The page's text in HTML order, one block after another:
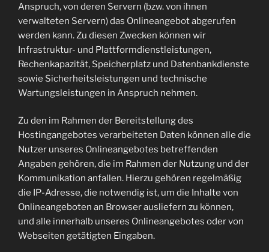
Anspruch, von deren Servern (bzw. von ihnen
verwalteten Servern) das Onlineangebot abgerufen
werden kann. Zu diesen Zwecken können wir
Infrastruktur- und Plattformdienstleistungen,
Rechenkapazität, Speicherplatz und Datenbankdienste
sowie Sicherheitsleistungen und technische
Wartungsleistungen in Anspruch nehmen.
Zu den im Rahmen der Bereitstellung des
Hostingangebotes verarbeiteten Daten können alle die
Nutzer unseres Onlineangebotes betreffenden
Angaben gehören, die im Rahmen der Nutzung und der
Kommunikation anfallen. Hierzu gehören regelmäßig
die IP-Adresse, die notwendig ist, um die Inhalte von
Onlineangeboten an Browser ausliefern zu können,
und alle innerhalb unseres Onlineangebotes oder von
Webseiten getätigten Eingaben.